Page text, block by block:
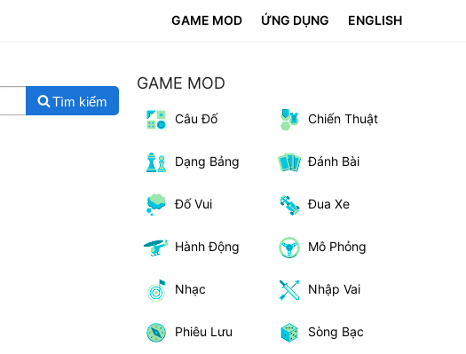
GAME MOD ỨNG DỤNG ENGLISH
Tìm kiếm
GAME MOD
Câu Đố Chiến Thuật
Dạng Bảng Đánh Bài
Đố Vui Đua Xe
Hành Động Mô Phỏng
Nhạc Nhập Vai
Phiêu Lưu Sòng Bạc